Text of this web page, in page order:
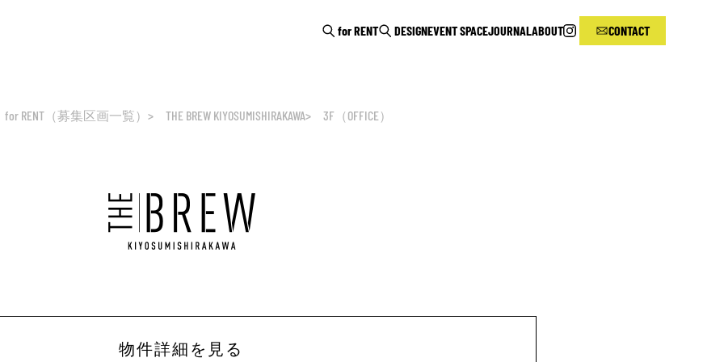
for RENT DESIGNEVENT SPACEJOURNAL ABOUT CONTACT
for RENT（募集区画一覧） THE BREW KIYOSUMISHIRAKAWA 3F（OFFICE）
物件詳細を見る